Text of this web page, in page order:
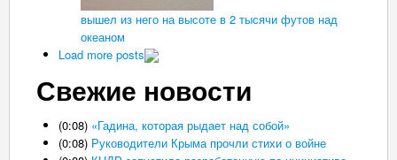
вышел из него на высоте в 2 тысячи футов над
океаном
Load more posts
Свежие новости
(0:08) «Гадина, которая рыдает над собой»
(0:08) Руководители Крыма прочли стихи о войне